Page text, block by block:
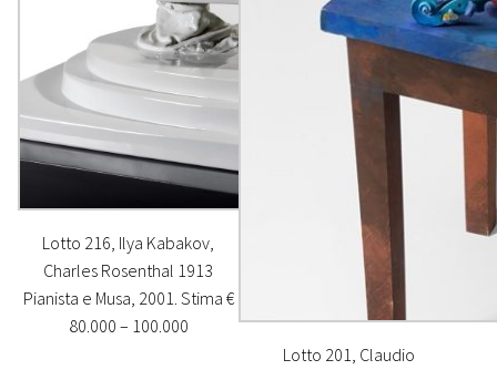
Lotto 216, Ilya Kabakov,
Charles Rosenthal 1913
Pianista e Musa, 2001. Stima €
80.000 – 100.000
Lotto 201, Claudio